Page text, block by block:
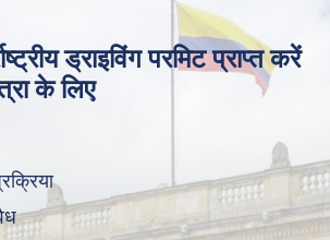
ड्राइविंग परमिट प्राप्त करें
के लिए